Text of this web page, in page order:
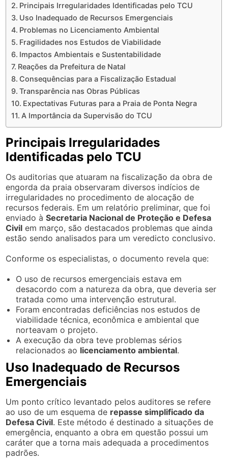
Principais Irregularidades Identificadas pelo TCU
Uso Inadequado de Recursos Emergenciais
Problemas no Licenciamento Ambiental
Fragilidades nos Estudos de Viabilidade
Impactos Ambientais e Sustentabilidade
Reações da Prefeitura de Natal
Consequências para a Fiscalização Estadual
Transparência nas Obras Públicas
Expectativas Futuras para a Praia de Ponta Negra
A Importância da Supervisão do TCU
Principais Irregularidades
Identificadas pelo TCU
Os auditorias que atuaram na fiscalização da obra de
engorda da praia observaram diversos indícios de
irregularidades no procedimento de alocação de
recursos federais. Em um relatório preliminar, que foi
enviado àSecretaria Nacional de Proteção e Defesa
Civil em março, são destacados problemas que ainda
estão sendo analisados para um veredicto conclusivo.
Conforme os especialistas, o documento revela que:
O uso de recursos emergenciais estava em
desacordo com a natureza da obra, que deveria ser
tratada como uma intervenção estrutural.
Foram encontradas deficiências nos estudos de
viabilidade técnica, econômica e ambiental que
norteavam o projeto.
A execução da obra teve problemas sérios
relacionados ao licenciamento ambiental.
Uso Inadequado de Recursos
Emergenciais
Um ponto crítico levantado pelos auditores se refere
ao uso de um esquema de repasse simplificado da
Defesa Civil. Este método é destinado a situações de
emergência, enquanto a obra em questão possui um
caráter que a torna mais adequada a procedimentos
padrões.